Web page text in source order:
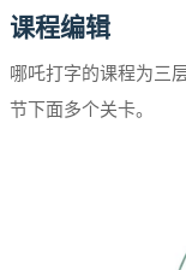
课程编辑
哪吒打字的课程为三
节下面多个关卡。